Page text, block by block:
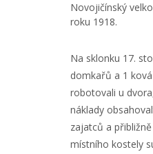
Novojičínský
roku 1918.
Na sklonku 17.
domkařů a 1
robotovali u
náklady
zajatců a
místního kostely